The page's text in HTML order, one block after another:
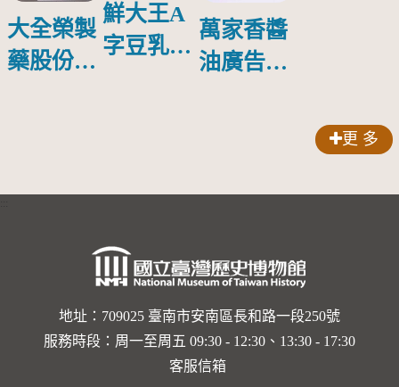
大全榮製
藥股份有
鮮大王A
字豆乳罐
萬家香醬
油廣告塑
更 多
地址：709025 臺南市安南區長和路一段250號
服務時段：周一至周五 09:30 - 12:30、13:30 - 17:30
客服信箱